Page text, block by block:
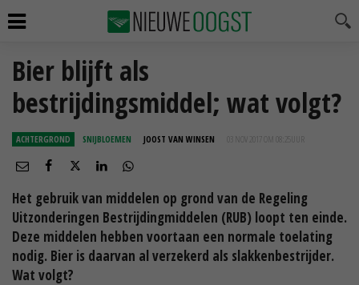
Bier blijft als
bestrijdingsmiddel; wat volgt?
ACHTERGROND SNIJBLOEMEN JOOST VAN WINSEN 03 NOV 2017 OM 08:25
Het gebruik van middelen op grond van de Regeling
Uitzonderingen Bestrijdingmiddelen (RUB) loopt ten einde.
Deze middelen hebben voortaan een normale toelating
nodig. Bier is daarvan al verzekerd als slakkenbestrijder.
Wat volgt?